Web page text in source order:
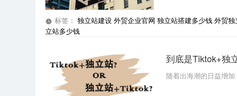
标签： 独立站建设 外贸企业官网 独立站搭建多少钱 外贸独
立站多少钱
到底是Tiktok+独
随着出海潮的日益增